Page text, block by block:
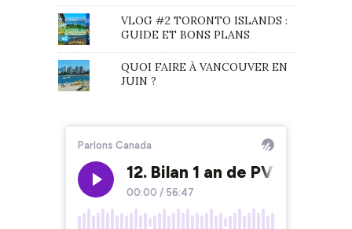
VLOG #2 TORONTO ISLANDS :
GUIDE ET BONS PLANS
QUOI FAIRE À VANCOUVER EN
JUIN ?